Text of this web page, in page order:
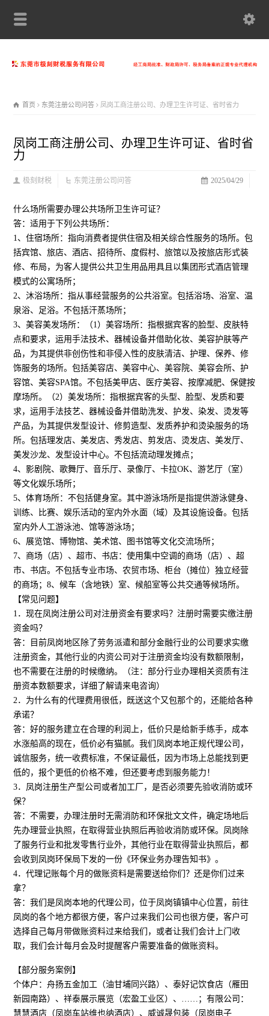
首页 东莞注册公司问答 凤岗工商注册公司、办理卫生许可证、省时省力
凤岗工商注册公司、办理卫生许可证、省时省
力
2025/04/29
极刻财税 东莞注册公司问答
什么场所需要办理公共场所卫生许可证？
答：适用于下列公共场所：
1、住宿场所：指向消费者提供住宿及相关综合性服务的场所。包
括宾馆、旅店、酒店、招待所、度假村、旅馆以及按旅店形式装
修、布局，为客人提供公共卫生用品用具且以集团形式酒店管理
模式的公寓场所；
2、沐浴场所：指从事经营服务的公共浴室。包括浴场、浴室、温
泉浴、足浴。不包括汗蒸场所；
3、美容美发场所：（1）美容场所：指根据宾客的脸型、皮肤特
点和要求，运用手法技术、器械设备并借助化妆、美容护肤等产
品，为其提供非创伤性和非侵入性的皮肤清洁、护理、保养、修
饰服务的场所。包括美容店、美容中心、美容院、美容会所、护
容馆、美容SPA馆。不包括美甲店、医疗美容、按摩减肥、保健按
摩场所。（2）美发场所：指根据宾客的头型、脸型、发质和要
求，运用手法技艺、器械设备并借助洗发、护发、染发、烫发等
产品，为其提供发型设计、修剪造型、发质养护和烫染服务的场
所。包括理发店、美发店、秀发店、剪发店、烫发店、美发厅、
美发沙龙、发型设计中心。不包括流动理发摊点；
4、影剧院、歌舞厅、音乐厅、录像厅、卡拉OK、游艺厅（室）
等文化娱乐场所；
5、体育场所：不包括健身室。其中游泳场所是指提供游泳健身、
训练、比赛、娱乐活动的室内外水面（域）及其设施设备。包括
室内外人工游泳池、馆等游泳场；
6、展览馆、博物馆、美术馆、图书馆等文化交流场所；
7、商场（店）、超市、书店：使用集中空调的商场（店）、超
市、书店。不包括专业市场、农贸市场、柜台（摊位）独立经营
的商场；8、候车（含地铁）室、候船室等公共交通等候场所。
【常见问题】
1．现在凤岗注册公司对注册资金有要求吗？注册时需要实缴注册
资金吗？
答：目前凤岗地区除了劳务派遣和部分金融行业的公司要求实缴
注册资金，其他行业的内资公司对于注册资金均没有数额限制，
也不需要在注册的时候缴纳。（注：部分行业办理相关资质有注
册资本数额要求，详细了解请来电咨询）
2．为什么有的代理费用很低，既送这个又包那个的，还能给各种
承诺？
答：好的服务建立在合理的利润上，低价只是给新手练手，成本
水涨船高的现在，低价必有猫腻。我们凤岗本地正规代理公司，
诚信服务，统一收费标准，不保证最低，因为市场上总能找到更
低的，报个更低的价格不难，但还要考虑到服务能力！
3．凤岗注册生产型公司或者加工厂，是否必须要先验收消防或环
保？
答：不需要，办理注册时无需消防和环保批文文件，确定场地后
先办理营业执照，在取得营业执照后再验收消防或环保。凤岗除
了服务行业和批发零售行业外，其他行业在取得营业执照后，都
会收到凤岗环保局下发的一份《环保业务办理告知书》。
4．代理记账每个月的做账资料是需要送给你们？还是你们过来
拿？
答：我们是凤岗本地的代理公司，位于凤岗镇镇中心位置，前往
凤岗的各个地方都很方便，客户过来我们公司也很方便，客户可
选择自己每月带做账资料过来给我们，或者让我们会计上门收
取，我们会计每月会及时提醒客户需要准备的做账资料。
【部分服务案例】
个体户：舟扬五金加工（油甘埔同兴路）、泰好记饮食店（雁田
新园南路）、祥泰展示展览（宏盈工业区）、……；有限公司：
慧慧酒店（凤岗车站维也纳酒店）、威诚晟包装（凤岗电子